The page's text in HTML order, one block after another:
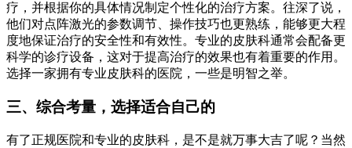
疗，并根据你的具体情况制定个性化的治疗方案。往深了说，
他们对点阵激光的参数调节、操作技巧也更熟练，能够更大程
度地保证治疗的安全性和有效性。专业的皮肤科通常会配备更
科学的诊疗设备，这对于提高治疗的效果也有着重要的作用。
选择一家拥有专业皮肤科的医院，一些是明智之举。
三、综合考量，选择适合自己的
有了正规医院和专业的皮肤科，是不是就万事大吉了呢？当然